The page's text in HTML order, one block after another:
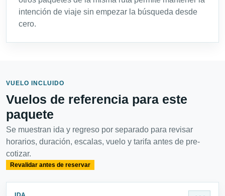
intención de viaje sin empezar la búsqueda desde
cero.
VUELO INCLUIDO
Vuelos de referencia para este
paquete
Se muestran ida y regreso por separado para revisar
horarios, duración, escalas, vuelo y tarifa antes de pre-
cotizar.
Revalidar antes de reservar